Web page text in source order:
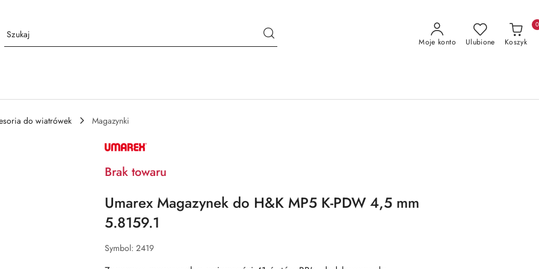
Moje konto Ulubione Koszyk
0
do wiatrówek
Magazynki
NAZWA
PRODUCENTA:
Brak towaru
Umarex Magazynek do H&K MP5 K-PDW 4,5 mm
5.8159.1
Symbol: 2419